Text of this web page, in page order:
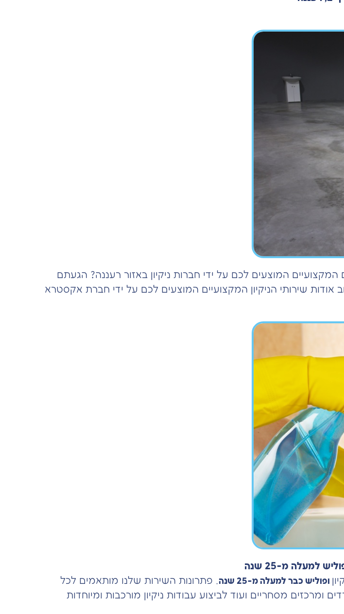
המוצעים לכם על ידי חברות ניקיון באזור רעננה? הגעתם
שירותי הניקיון המקצועיים המוצעים לכם על ידי חברת אקסטרא
למעלה מ-25 שנה
ופוליש כבר למעלה מ-25 שנה
. פתרונות השירות שלנו מותאמים לכל
ומרכזים מסחריים ועוד לביצוע עבודות ניקיון מורכבות ומיוחדות